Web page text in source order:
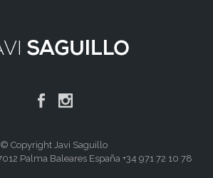
© Copyright Javi Saguillo
Palma Baleares España +34 971 72 10 78